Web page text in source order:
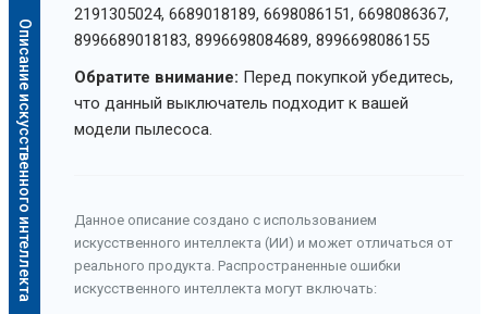
Описание искусственного интеллекта
2191305024, 6689018189, 6698086151, 6698086367,
8996689018183, 8996698084689, 8996698086155
Обратите внимание: Перед покупкой убедитесь,
что данный выключатель подходит к вашей
модели пылесоса.
Данное описание создано с использованием
искусственного интеллекта (ИИ) и может отличаться от
реального продукта. Распространенные ошибки
искусственного интеллекта могут включать: